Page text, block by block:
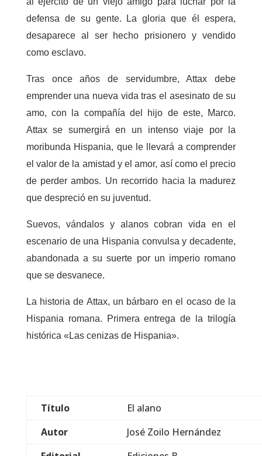
defensa de su gente. La gloria que él espera,
desaparece al ser hecho prisionero y vendido
como esclavo.
Tras once años de servidumbre, Attax debe
emprender una nueva vida tras el asesinato de su
amo, con la compañía del hijo de este, Marco.
Attax se sumergirá en un intenso viaje por la
moribunda Hispania, que le llevará a comprender
el valor de la amistad y el amor, así como el precio
de perder ambos. Un recorrido hacia la madurez
que despreció en su juventud.
Suevos, vándalos y alanos cobran vida en el
escenario de una Hispania convulsa y decadente,
abandonada a su suerte por un imperio romano
que se desvanece.
La historia de Attax, un bárbaro en el ocaso de la
Hispania romana.
Primera entrega de la trilogía
histórica «Las cenizas de Hispania».
Título
El alano
Autor
José Zoilo Hernández